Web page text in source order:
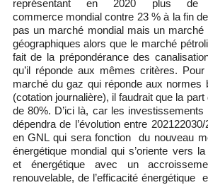
représentant en 2020 plus
commerce mondial contre 23 % à la fin
pas un marché mondial mais un marché
géographiques alors que le marché
fait de la prépondérance des
qu’il réponde aux mêmes critères.
marché du gaz qui réponde aux normes
(cotation journalière), il faudrait que la
de 80%. D’ici là, car les
dépendra de l’évolution entre
en GNL qui sera fonction du nouveau
énergétique mondial qui s’oriente vers
et énergétique avec un
renouvelable, de l’efficacité énergétique